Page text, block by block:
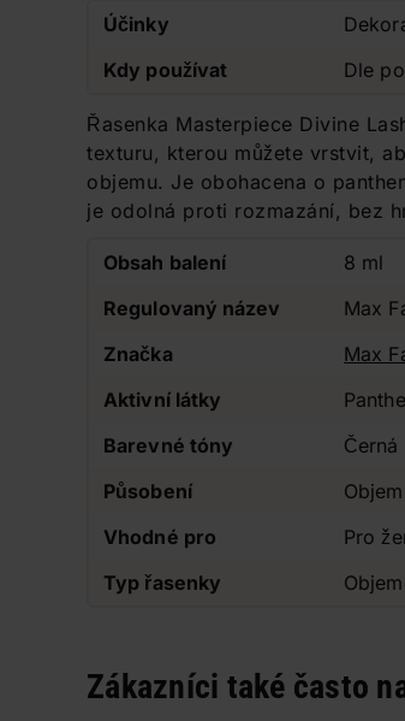
Účinky
Kdy používat
Dle
Řasenka Masterpiece Divine
texturu, kterou můžete vrstvit,
objemu. Je obohacena o
je odolná proti rozmazání, bez
Obsah balení
8 ml
Regulovaný název
Max
Značka
Max
Aktivní látky
Barevné tóny
Černá
Působení
Objem
Vhodné pro
Pro
Typ řasenky
Zákazníci také často